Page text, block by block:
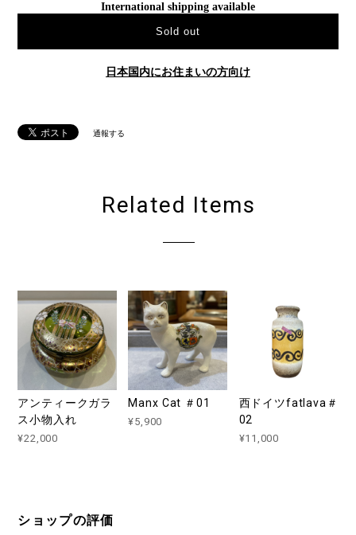
International shipping available
Sold out
日本国内にお住まいの方向け
通報する
Related Items
アンティークガラ
ス小物入れ
¥22,000
Manx Cat ＃01
¥5,900
西ドイツfatlava＃
02
¥11,000
ショップの評価